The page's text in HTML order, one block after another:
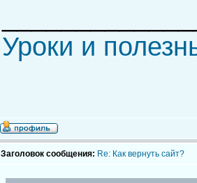
Уроки и
Заголовок сообщения: Re: Как вернуть сайт?